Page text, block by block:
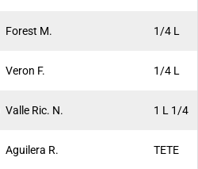
Forest M. 1/4 L
Veron F. 1/4 L
Valle Ric. N. 1 L 1/4
Aguilera R. TETE